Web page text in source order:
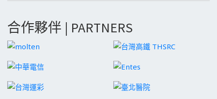
合作夥伴 | PARTNERS